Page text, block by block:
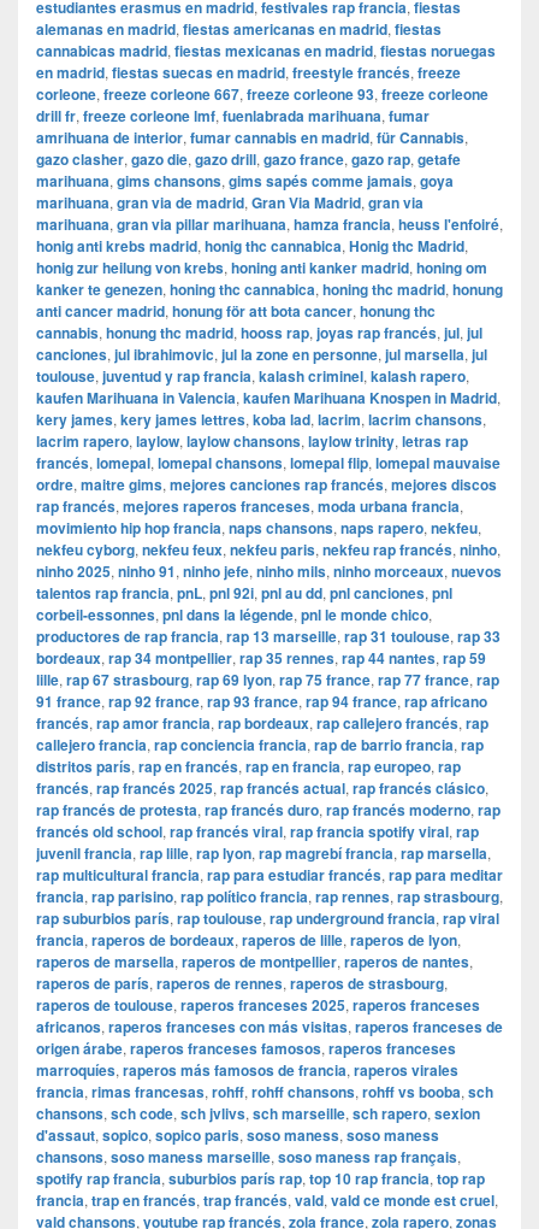
estudiantes erasmus en madrid, festivales rap francia, fiestas
alemanas en madrid, fiestas americanas en madrid, fiestas
cannabicas madrid, fiestas mexicanas en madrid, fiestas noruegas
en madrid, fiestas suecas en madrid, freestyle francés, freeze
corleone, freeze corleone 667, freeze corleone 93, freeze corleone
drill fr, freeze corleone lmf, fuenlabrada marihuana, fumar
amrihuana de interior, fumar cannabis en madrid, für Cannabis,
gazo clasher, gazo die, gazo drill, gazo france, gazo rap, getafe
marihuana, gims chansons, gims sapés comme jamais, goya
marihuana, gran via de madrid, ​​Gran Via Madrid, gran via
marihuana, gran via pillar marihuana, hamza francia, heuss l'enfoiré,
honig anti krebs madrid, honig thc cannabica, Honig thc Madrid,
honig zur heilung von krebs, honing anti kanker madrid, honing om
kanker te genezen, honing thc cannabica, honing thc madrid, honung
anti cancer madrid, honung för att bota cancer, honung thc
cannabis, honung thc madrid, hooss rap, joyas rap francés, jul, jul
canciones, jul ibrahimovic, jul la zone en personne, jul marsella, jul
toulouse, juventud y rap francia, kalash criminel, kalash rapero,
kaufen Marihuana in Valencia, kaufen Marihuana Knospen in Madrid,
kery james, kery james lettres, koba lad, lacrim, lacrim chansons,
lacrim rapero, laylow, laylow chansons, laylow trinity, letras rap
francés, lomepal, lomepal chansons, lomepal flip, lomepal mauvaise
ordre, maitre gims, mejores canciones rap francés, mejores discos
rap francés, mejores raperos franceses, moda urbana francia,
movimiento hip hop francia, naps chansons, naps rapero, nekfeu,
nekfeu cyborg, nekfeu feux, nekfeu paris, nekfeu rap francés, ninho,
ninho 2025, ninho 91, ninho jefe, ninho mils, ninho morceaux, nuevos
talentos rap francia, pnL, pnl 92i, pnl au dd, pnl canciones, pnl
corbeil-essonnes, pnl dans la légende, pnl le monde chico,
productores de rap francia, rap 13 marseille, rap 31 toulouse, rap 33
bordeaux, rap 34 montpellier, rap 35 rennes, rap 44 nantes, rap 59
lille, rap 67 strasbourg, rap 69 lyon, rap 75 france, rap 77 france, rap
91 france, rap 92 france, rap 93 france, rap 94 france, rap africano
francés, rap amor francia, rap bordeaux, rap callejero francés, rap
callejero francia, rap conciencia francia, rap de barrio francia, rap
distritos parís, rap en francés, rap en francia, rap europeo, rap
francés, rap francés 2025, rap francés actual, rap francés clásico,
rap francés de protesta, rap francés duro, rap francés moderno, rap
francés old school, rap francés viral, rap francia spotify viral, rap
juvenil francia, rap lille, rap lyon, rap magrebí francia, rap marsella,
rap multicultural francia, rap para estudiar francés, rap para meditar
francia, rap parisino, rap político francia, rap rennes, rap strasbourg,
rap suburbios parís, rap toulouse, rap underground francia, rap viral
francia, raperos de bordeaux, raperos de lille, raperos de lyon,
raperos de marsella, raperos de montpellier, raperos de nantes,
raperos de parís, raperos de rennes, raperos de strasbourg,
raperos de toulouse, raperos franceses 2025, raperos franceses
africanos, raperos franceses con más visitas, raperos franceses de
origen árabe, raperos franceses famosos, raperos franceses
marroquíes, raperos más famosos de francia, raperos virales
francia, rimas francesas, rohff, rohff chansons, rohff vs booba, sch
chansons, sch code, sch jvlivs, sch marseille, sch rapero, sexion
d'assaut, sopico, sopico paris, soso maness, soso maness
chansons, soso maness marseille, soso maness rap français,
spotify rap francia, suburbios parís rap, top 10 rap francia, top rap
francia, trap en francés, trap francés, vald, vald ce monde est cruel,
vald chansons, youtube rap francés, zola france, zola rapero, zonas